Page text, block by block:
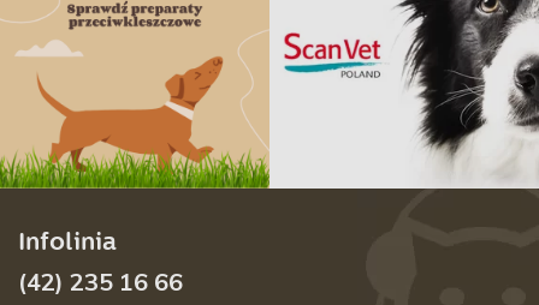
Infolinia
(42) 235 16 66